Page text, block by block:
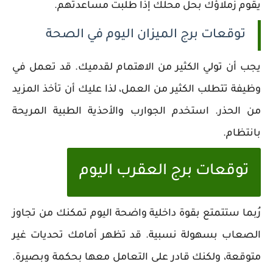
يقوم زملاؤك بحل محلك إذا طلبت مساعدتهم.
توقعات برج الميزان اليوم في الصحة
يجب أن تولي الكثير من الاهتمام لقدميك. قد تعمل في
وظيفة تتطلب الكثير من العمل، لذا عليك أن تأخذ المزيد
من الحذر. استخدم الجوارب والأحذية الطبية المريحة
بانتظام.
توقعات برج العقرب اليوم
رُبما ستتمتع بقوة داخلية واضحة اليوم تمكنك من تجاوز
الصعاب بسهولة نسبية. قد تظهر أمامك تحديات غير
متوقعة، ولكنك قادر على التعامل معها بحكمة وبصيرة.